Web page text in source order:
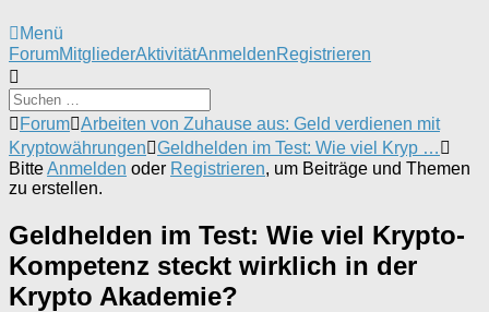
Menü
Forum-
Navigation
ForumMitgliederAktivitätAnmeldenRegistrieren
Forum-
Breadcrumbs
-
Du
bist
Forum Arbeiten von Zuhause aus: Geld verdienen mit
Kryptowährungen
Geldhelden im Test: Wie viel Kryp …
BitteAnmelden oder Registrieren, um Beiträge und Themen
zu erstellen.
Geldhelden im Test: Wie viel Krypto-
Kompetenz steckt wirklich in der
Krypto Akademie?